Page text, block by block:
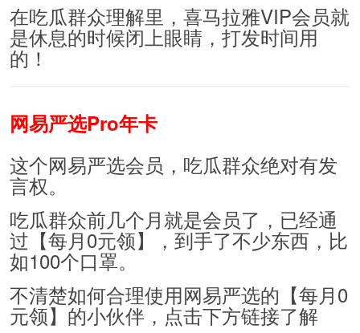
在吃瓜群众理解里，喜马拉雅VIP会员就
是休息的时候闭上眼睛，打发时间用
的！
网易严选Pro年卡
这个网易严选会员，吃瓜群众绝对有发
言权。
吃瓜群众前几个月就是会员了，已经通
过【每月0元领】，到手了不少东西，比
如100个口罩。
不清楚如何合理使用网易严选的【每月0
元领】的小伙伴，点击下方链接了解